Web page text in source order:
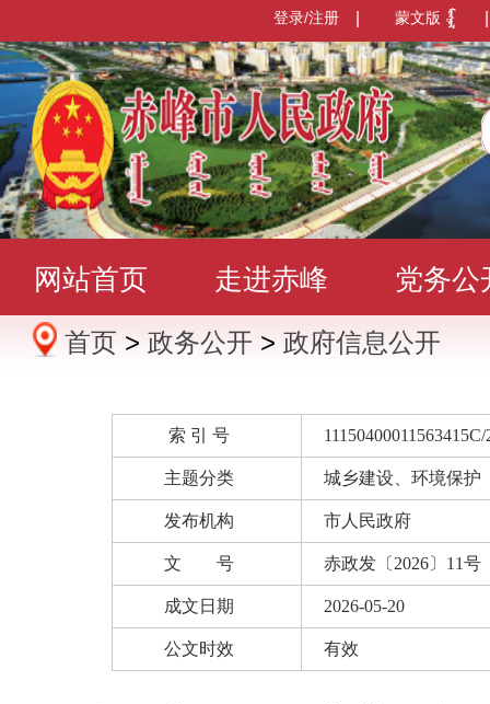
蒙文版
登录/注册
网站首页 走进赤峰 党务公
办事服务 政民互动 数据发
首页 > 政务公开 > 政府信息公开
索 引 号
主题分类 城乡建设、环境保护
发布机构 市人民政府
文 号 赤政发〔2026〕11号
成文日期 2026-05-20
公文时效 有效